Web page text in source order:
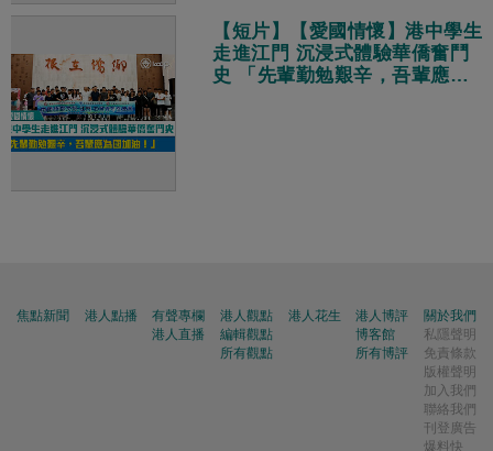
【短片】【愛國情懷】港中學生
走進江門 沉浸式體驗華僑奮鬥
史 「先輩勤勉艱辛，吾輩應為
焦點新聞 港人點播
有聲專欄
港人直播
港人觀點
編輯觀點
所有觀點
港人花生
港人博評
博客館
所有博評
關於我們
私隱聲明
免責條款
版權聲明
加入我們
聯絡我們
刊登廣告
爆料快